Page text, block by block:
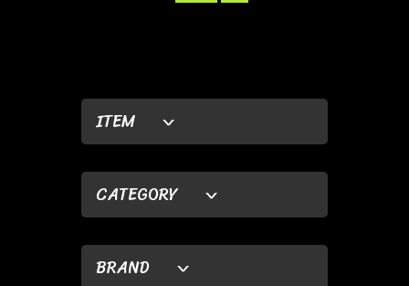
ITEM
CATEGORY
BRAND